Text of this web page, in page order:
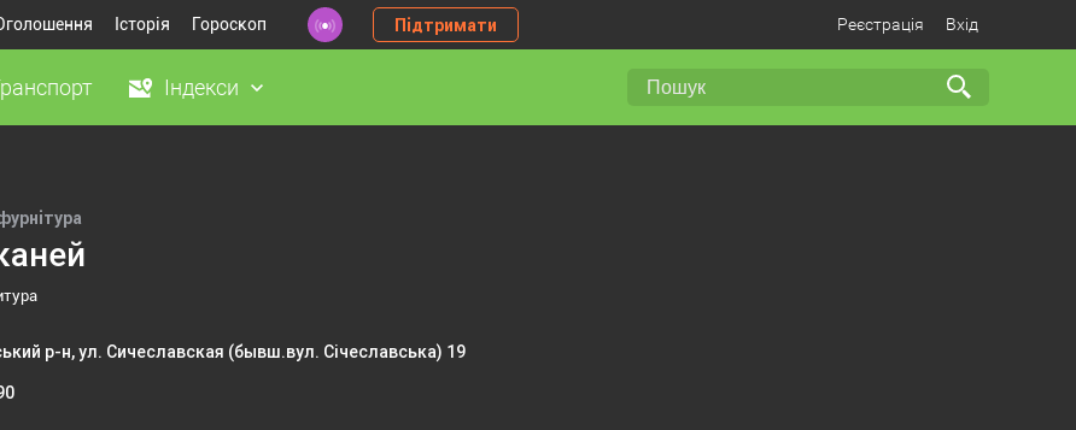
Історія Гороскоп Підтримати Реєстрація Вхід
Індекси
р-н, ул. Сичеславская (бывш.вул. Січеславська) 19